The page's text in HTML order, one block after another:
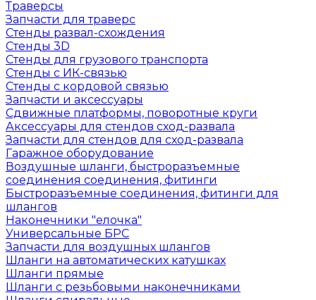
Траверсы
Запчасти для траверс
Стенды развал-схождения
Стенды 3D
Стенды для грузового транспорта
Стенды с ИК-связью
Стенды с кордовой связью
Запчасти и аксессуары
Сдвижные платформы, поворотные круги
Аксессуары для стендов сход-развала
Запчасти для стендов для сход-развала
Гаражное оборудование
Воздушные шланги, быстроразъемные
соединения соединения, фитинги
Быстроразъемные соединения, фитинги для
шлангов
Наконечники "елочка"
Универсальные БРС
Запчасти для воздушных шлангов
Шланги на автоматических катушках
Шланги прямые
Шланги с резьбовыми наконечниками